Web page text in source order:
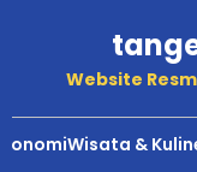
Website
Wisata &